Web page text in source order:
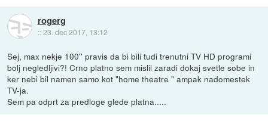
rogerg
::23. dec 2017, 13:12
Sej, max nekje 100'' pravis da bi bili tudi trenutni TV HD programi
bolj negledljivi?! Crno platno sem mislil zaradi dokaj svetle sobe in
ker nebi bil namen samo kot "home theatre " ampak nadomestek
TV-ja.
Sem pa odprt za predloge glede platna.....